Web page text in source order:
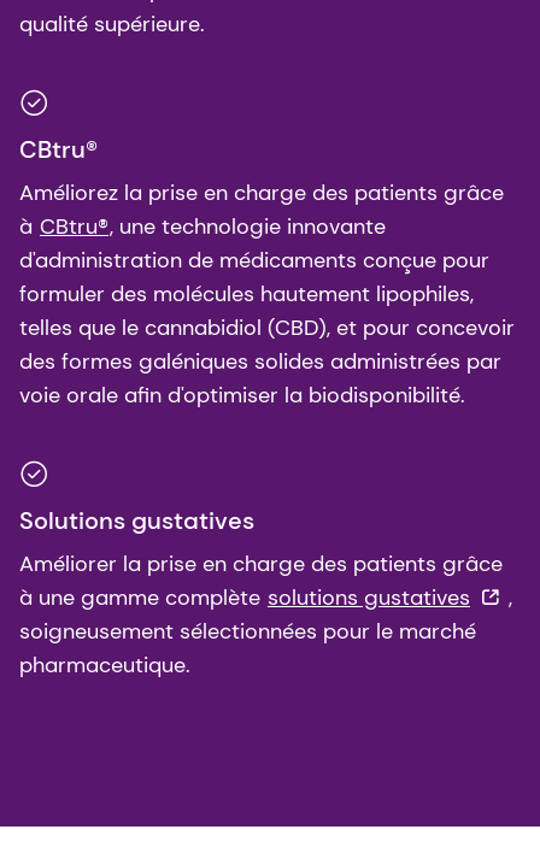
qualité supérieure.
CBtru®
Améliorez la prise en charge des patients grâce
à CBtru®, une technologie innovante
d'administration de médicaments conçue pour
formuler des molécules hautement lipophiles,
telles que le cannabidiol (CBD), et pour concevoir
des formes galéniques solides administrées par
voie orale afin d'optimiser la biodisponibilité.
Solutions gustatives
Améliorer la prise en charge des patients grâce
à une gamme complète solutions gustatives
,
soigneusement sélectionnées pour le marché
pharmaceutique.